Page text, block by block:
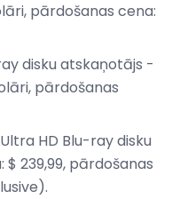
pārdošanas cena:
disku atskaņotājs -
pārdošanas
HD Blu-ray disku
239,99, pārdošanas